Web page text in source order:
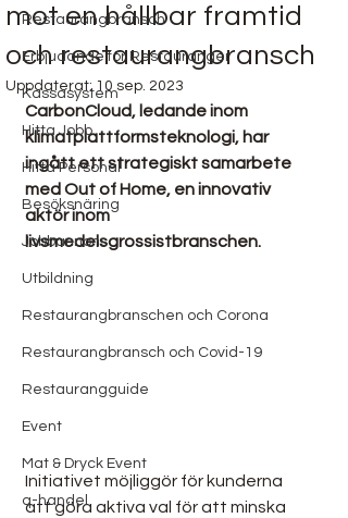
Restaurangbransch
Erbjudande för Restauranger
Kassasystem
Hitta Jobb
Hitta Personal
Besöksnäring
Jobbannons
Utbildning
Restaurangbranschen och Corona
Restaurangbransch och Covid-19
Restaurangguide
Event
Mat & Dryck Event
q-handel
mot en hållbar framtid
och restaurangbransch
Uppdaterat: 10 sep. 2023
CarbonCloud, ledande inom
klimatplattformsteknologi, har
ingått ett strategiskt samarbete
med Out of Home, en innovativ
aktör inom
livsmedelsgrossistbranschen.
Initiativet möjliggör för kunderna
att göra aktiva val för att minska